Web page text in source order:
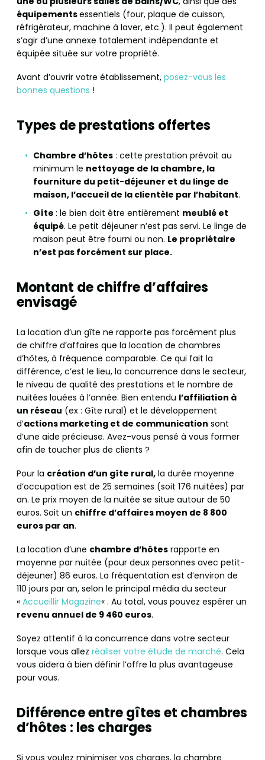
équipementsessentiels (four, plaque de cuisson,
réfrigérateur, machine à laver, etc.). Il peut également
s’agir d’une annexe totalement indépendante et
équipée située sur votre propriété.
Avant d’ouvrir votre établissement, posez-vous les
bonnes questions !
Types de prestations offertes
Chambre d’hôtes : cette prestation prévoit au
minimum le nettoyage de la chambre, la
fourniture du petit-déjeuner et du linge de
maison, l’accueil de la clientèle par l’habitant.
Gîte : le bien doit être entièrement meublé et
équipé. Le petit déjeuner n’est pas servi. Le linge de
maison peut être fourni ou non. Le propriétaire
n’est pas forcément sur place.
Montant de chiffre d’affaires
envisagé
La location d’un gîte ne rapporte pas forcément plus
de chiffre d’affaires que la location de chambres
d’hôtes, à fréquence comparable. Ce qui fait la
différence, c’est le lieu, la concurrence dans le secteur,
le niveau de qualité des prestations et le nombre de
nuitées louées à l’année. Bien entendu l’affiliation à
un réseau (ex : Gîte rural) et le développement
d’actions marketing et de communication sont
d’une aide précieuse. Avez-vous pensé à vous former
afin de toucher plus de clients ?
Pour la création d’un gîte rural, la durée moyenne
d’occupation est de 25 semaines (soit 176 nuitées) par
an. Le prix moyen de la nuitée se situe autour de 50
euros. Soit un chiffre d’affaires moyen de 8 800
euros par an.
La location d’une chambre d’hôtes rapporte en
moyenne par nuitée (pour deux personnes avec petit-
déjeuner) 86 euros. La fréquentation est d’environ de
110 jours par an, selon le principal média du secteur
« Accueillir Magazine« . Au total, vous pouvez espérer un
revenu annuel de 9 460 euros.
Soyez attentif à la concurrence dans votre secteur
lorsque vous allez réaliser votre étude de marché. Cela
vous aidera à bien définir l’offre la plus avantageuse
pour vous.
Différence entre gîtes et chambres
d’hôtes : les charges
Si vous voulez minimiser vos charges, la chambre